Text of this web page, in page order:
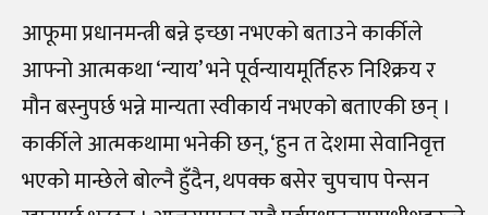
आफूमा प्रधानमन्त्री बन्ने इच्छा नभएको बताउने कार्कीले
आफ्नो आत्मकथा ‘न्याय’ भने पूर्वन्यायमूर्तिहरु निश्क्रिय र
मौन बस्नुपर्छ भन्ने मान्यता स्वीकार्य नभएको बताएकी छन् ।
कार्कीले आत्मकथामा भनेकी छन्, ‘हुन त देशमा सेवानिवृत्त
भएको मान्छेले बोल्नै हुँदैन, थपक्क बसेर चुपचाप पेन्सन